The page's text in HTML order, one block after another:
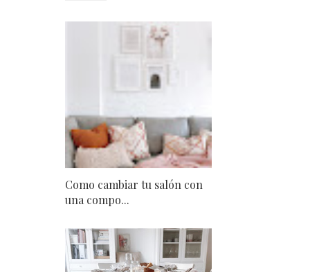
Como cambiar tu salón con
una compo...